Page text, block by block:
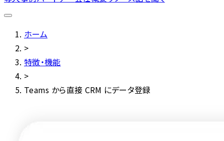
ホーム
>
特徴・機能
>
Teams から直接 CRM にデータ登録